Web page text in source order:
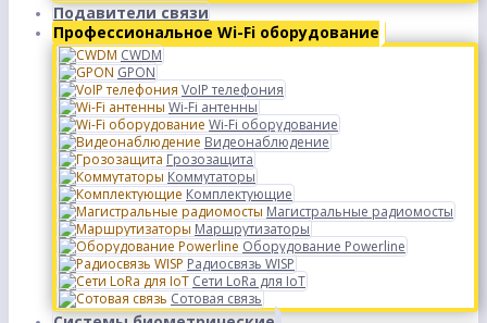
Подавители связи
Профессиональное Wi-Fi оборудование
CWDM
GPON
VoIP телефония
Wi-Fi антенны
Wi-Fi оборудование
Видеонаблюдение
Грозозащита
Коммутаторы
Комплектующие
Магистральные радиомосты
Маршрутизаторы
Оборудование Powerline
Радиосвязь WISP
Сети LoRa для IoT
Сотовая связь